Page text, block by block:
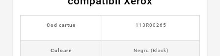
Cod cartus 113R00265
Culoare Negru (Black)